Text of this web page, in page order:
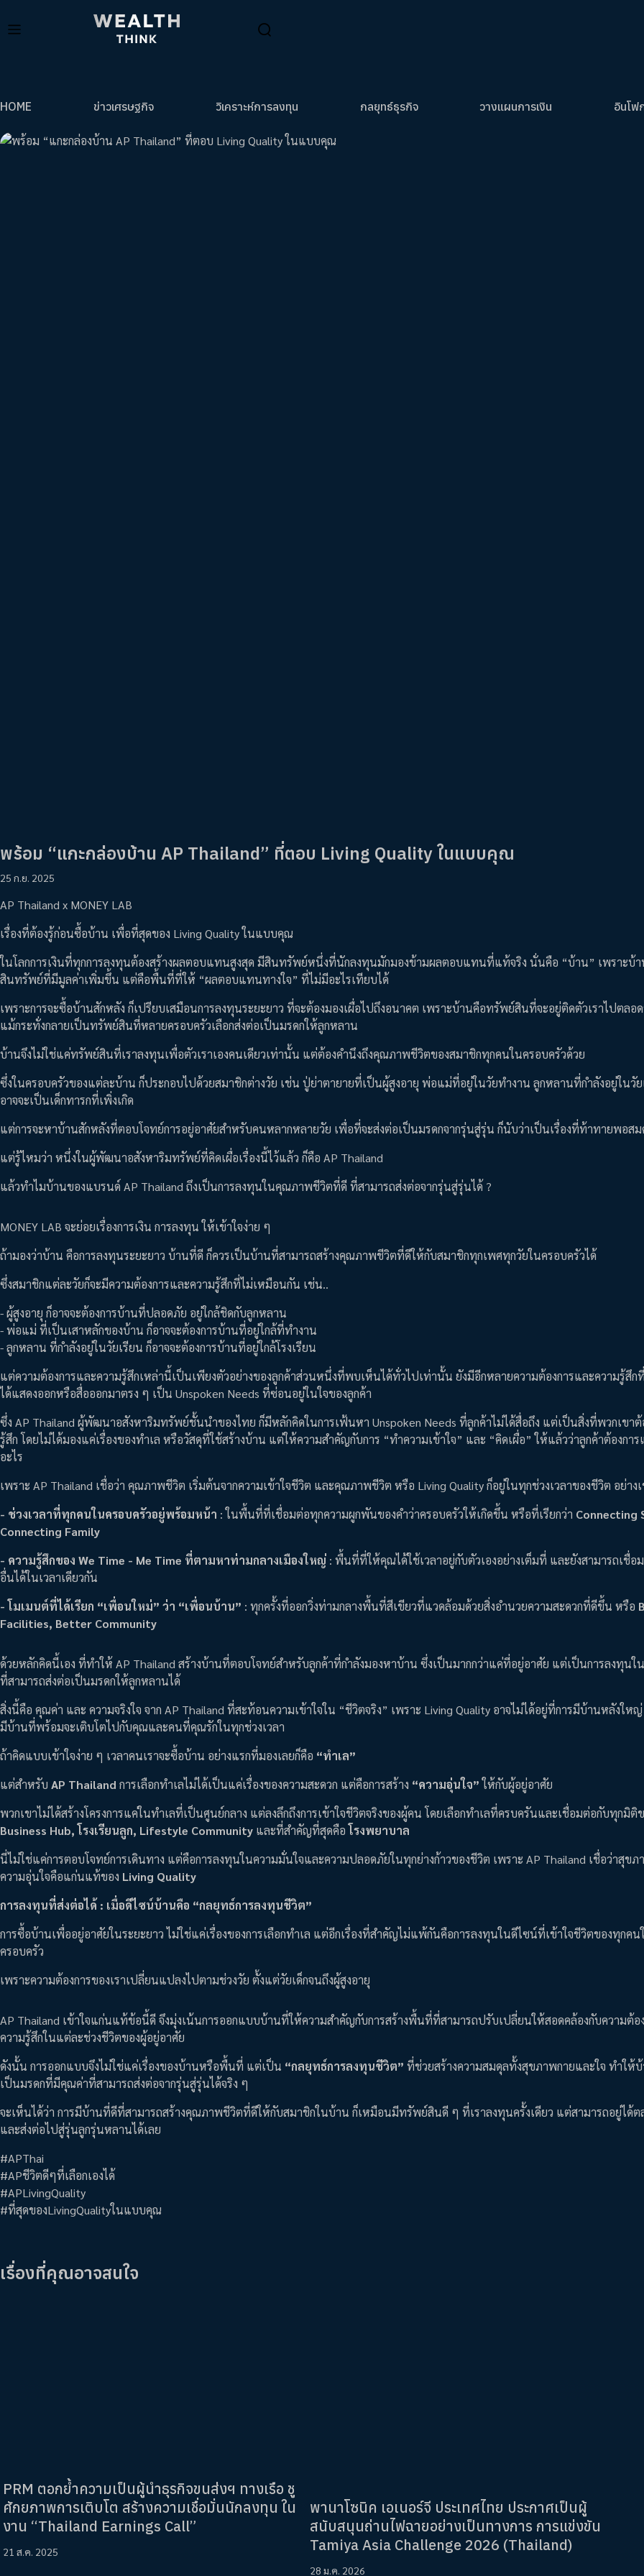
HOME ข่าวเศรษฐกิจ วิเคราะห์การลงทุน กลยุทธ์ธุรกิจ วางแผนการเงิน อินโฟ
พร้อม “แกะกล่องบ้าน AP Thailand” ที่ตอบ Living Quality ในแบบคุณ
25 ก.ย. 2025
AP Thailand x MONEY LAB
เรื่องที่ต้องรู้ก่อนซื้อบ้าน เพื่อที่สุดของ Living Quality ในแบบคุณ
ในโลกการเงินที่ทุกการลงทุนต้องสร้างผลตอบแทนสูงสุด มีสินทรัพย์หนึ่งที่นักลงทุนมักมองข้ามผลตอบแทนที่แท้จริง นั่นคือ “บ้าน” เพราะบ้
สินทรัพย์ที่มีมูลค่าเพิ่มขึ้น แต่คือพื้นที่ที่ให้ “ผลตอบแทนทางใจ” ที่ไม่มีอะไรเทียบได้
เพราะการจะซื้อบ้านสักหลัง ก็เปรียบเสมือนการลงทุนระยะยาว ที่จะต้องมองเผื่อไปถึงอนาคต เพราะบ้านคือทรัพย์สินที่จะอยู่ติดตัวเราไปตลอ
แม้กระทั่งกลายเป็นทรัพย์สินที่หลายครอบครัวเลือกส่งต่อเป็นมรดกให้ลูกหลาน
บ้านจึงไม่ใช่แค่ทรัพย์สินที่เราลงทุนเพื่อตัวเราเองคนเดียวเท่านั้น แต่ต้องคำนึงถึงคุณภาพชีวิตของสมาชิกทุกคนในครอบครัวด้วย
ซึ่งในครอบครัวของแต่ละบ้าน ก็ประกอบไปด้วยสมาชิกต่างวัย เช่น ปู่ย่าตายายที่เป็นผู้สูงอายุ พ่อแม่ที่อยู่ในวัยทำงาน ลูกหลานที่กำลังอยู่ในวั
อาจจะเป็นเด็กทารกที่เพิ่งเกิด
แต่การจะหาบ้านสักหลังที่ตอบโจทย์การอยู่อาศัยสำหรับคนหลากหลายวัย เพื่อที่จะส่งต่อเป็นมรดกจากรุ่นสู่รุ่น ก็นับว่าเป็นเรื่องที่ท้าทายพอสม
แต่รู้ไหมว่า หนึ่งในผู้พัฒนาอสังหาริมทรัพย์ที่คิดเผื่อเรื่องนี้ไว้แล้ว ก็คือ AP Thailand
แล้วทำไมบ้านของแบรนด์ AP Thailand ถึงเป็นการลงทุนในคุณภาพชีวิตที่ดี ที่สามารถส่งต่อจากรุ่นสู่รุ่นได้ ?
MONEY LAB จะย่อยเรื่องการเงิน การลงทุน ให้เข้าใจง่าย ๆ
ถ้ามองว่าบ้าน คือการลงทุนระยะยาว บ้านที่ดี ก็ควรเป็นบ้านที่สามารถสร้างคุณภาพชีวิตที่ดีให้กับสมาชิกทุกเพศทุกวัยในครอบครัวได้
ซึ่งสมาชิกแต่ละวัยก็จะมีความต้องการและความรู้สึกที่ไม่เหมือนกัน เช่น..
- ผู้สูงอายุ ก็อาจจะต้องการบ้านที่ปลอดภัย อยู่ใกล้ชิดกับลูกหลาน
- พ่อแม่ ที่เป็นเสาหลักของบ้าน ก็อาจจะต้องการบ้านที่อยู่ใกล้ที่ทำงาน
- ลูกหลาน ที่กำลังอยู่ในวัยเรียน ก็อาจจะต้องการบ้านที่อยู่ใกล้โรงเรียน
แต่ความต้องการและความรู้สึกเหล่านี้เป็นเพียงตัวอย่างของลูกค้าส่วนหนึ่งที่พบเห็นได้ทั่วไปเท่านั้น ยังมีอีกหลายความต้องการและความรู้สึก
ได้แสดงออกหรือสื่อออกมาตรง ๆ เป็น Unspoken Needs ที่ซ่อนอยู่ในใจของลูกค้า
ซึ่ง AP Thailand ผู้พัฒนาอสังหาริมทรัพย์ชั้นนำของไทย ก็มีหลักคิดในการเฟ้นหา Unspoken Needs ที่ลูกค้าไม่ได้สื่อถึง แต่เป็นสิ่งที่พวกเขาต้
รู้สึก โดยไม่ได้มองแค่เรื่องของทำเล หรือวัสดุที่ใช้สร้างบ้าน แต่ให้ความสำคัญกับการ “ทำความเข้าใจ” และ “คิดเผื่อ” ให้แล้วว่าลูกค้าต้องการ
อะไร
เพราะ AP Thailand เชื่อว่า คุณภาพชีวิต เริ่มต้นจากความเข้าใจชีวิต และคุณภาพชีวิต หรือ Living Quality ก็อยู่ในทุกช่วงเวลาของชีวิต อย่าง
- ช่วงเวลาที่ทุกคนในครอบครัวอยู่พร้อมหน้า : ในพื้นที่ที่เชื่อมต่อทุกความผูกพันของคำว่าครอบครัวให้เกิดขึ้น หรือที่เรียกว่า Connecting
Connecting Family
- ความรู้สึกของ We Time - Me Time ที่ตามหาท่ามกลางเมืองใหญ่ : พื้นที่ที่ให้คุณได้ใช้เวลาอยู่กับตัวเองอย่างเต็มที่ และยังสามารถเชื่อ
อื่นได้ในเวลาเดียวกัน
- โมเมนต์ที่ได้เรียก “เพื่อนใหม่” ว่า “เพื่อนบ้าน” : ทุกครั้งที่ออกวิ่งท่ามกลางพื้นที่สีเขียวที่แวดล้อมด้วยสิ่งอำนวยความสะดวกที่ดีขึ้น หรือ
Facilities, Better Community
ด้วยหลักคิดนี้เอง ที่ทำให้ AP Thailand สร้างบ้านที่ตอบโจทย์สำหรับลูกค้าที่กำลังมองหาบ้าน ซึ่งเป็นมากกว่าแค่ที่อยู่อาศัย แต่เป็นการลงทุนใ
ที่สามารถส่งต่อเป็นมรดกให้ลูกหลานได้
สิ่งนี้คือ คุณค่า และ ความจริงใจ จาก AP Thailand ที่สะท้อนความเข้าใจใน “ชีวิตจริง” เพราะ Living Quality อาจไม่ได้อยู่ที่การมีบ้านหลังให
มีบ้านที่พร้อมจะเติบโตไปกับคุณและคนที่คุณรักในทุกช่วงเวลา
ถ้าคิดแบบเข้าใจง่าย ๆ เวลาคนเราจะซื้อบ้าน อย่างแรกที่มองเลยก็คือ “ทำเล”
แต่สำหรับ AP Thailand การเลือกทำเลไม่ได้เป็นแค่เรื่องของความสะดวก แต่คือการสร้าง “ความอุ่นใจ”ให้กับผู้อยู่อาศัย
พวกเขาไม่ได้สร้างโครงการแค่ในทำเลที่เป็นศูนย์กลาง แต่ลงลึกถึงการเข้าใจชีวิตจริงของผู้คน โดยเลือกทำเลที่ครบครันและเชื่อมต่อกับทุกมิติ
Business Hub, โรงเรียนลูก, Lifestyle Community และที่สำคัญที่สุดคือ โรงพยาบาล
นี่ไม่ใช่แค่การตอบโจทย์การเดินทาง แต่คือการลงทุนในความมั่นใจและความปลอดภัยในทุกย่างก้าวของชีวิต เพราะ AP Thailand เชื่อว่าสุข
ความอุ่นใจคือแก่นแท้ของ Living Quality
การลงทุนที่ส่งต่อได้ : เมื่อดีไซน์บ้านคือ “กลยุทธ์การลงทุนชีวิต”
การซื้อบ้านเพื่ออยู่อาศัยในระยะยาว ไม่ใช่แค่เรื่องของการเลือกทำเล แต่อีกเรื่องที่สำคัญไม่แพ้กันคือการลงทุนในดีไซน์ที่เข้าใจชีวิตของทุกคน
ครอบครัว
เพราะความต้องการของเราเปลี่ยนแปลงไปตามช่วงวัย ตั้งแต่วัยเด็กจนถึงผู้สูงอายุ
AP Thailand เข้าใจแก่นแท้ข้อนี้ดี จึงมุ่งเน้นการออกแบบบ้านที่ให้ความสำคัญกับการสร้างพื้นที่ที่สามารถปรับเปลี่ยนให้สอดคล้องกับความต้อ
ความรู้สึกในแต่ละช่วงชีวิตของผู้อยู่อาศัย
ดังนั้น การออกแบบจึงไม่ใช่แค่เรื่องของบ้านหรือพื้นที่ แต่เป็น “กลยุทธ์การลงทุนชีวิต” ที่ช่วยสร้างความสมดุลทั้งสุขภาพกายและใจ ทำให้
เป็นมรดกที่มีคุณค่าที่สามารถส่งต่อจากรุ่นสู่รุ่นได้จริง ๆ
จะเห็นได้ว่า การมีบ้านที่ดีที่สามารถสร้างคุณภาพชีวิตที่ดีให้กับสมาชิกในบ้าน ก็เหมือนมีทรัพย์สินดี ๆ ที่เราลงทุนครั้งเดียว แต่สามารถอยู่ได้ต
และส่งต่อไปสู่รุ่นลูกรุ่นหลานได้เลย
#APThai
#APชีวิตดีๆที่เลือกเองได้
#APLivingQuality
#ที่สุดของLivingQualityในแบบคุณ
เรื่องที่คุณอาจสนใจ
PRM ตอกย้ำความเป็นผู้นำธุรกิจขนส่งฯ ทางเรือ ชู
ศักยภาพการเติบโต สร้างความเชื่อมั่นนักลงทุน ใน
งาน “Thailand Earnings Call”
21 ส.ค. 2025
พานาโซนิค เอเนอร์จี ประเทศไทย ประกาศเป็นผู้
สนับสนุนถ่านไฟฉายอย่างเป็นทางการ การแข่งขัน
Tamiya Asia Challenge 2026 (Thailand)
28 ม.ค. 2026